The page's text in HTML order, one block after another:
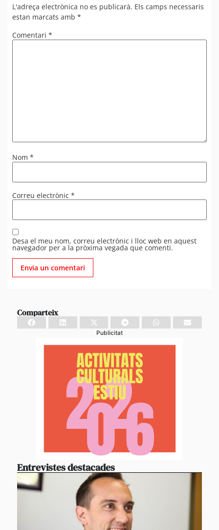
L'adreça electrònica no es publicarà. Els camps necessaris
estan marcats amb *
Comentari *
Nom *
Correu electrònic *
Desa el meu nom, correu electrònic i lloc web en aquest
navegador per a la pròxima vegada que comenti.
Comparteix
Publicitat
Entrevistes destacades